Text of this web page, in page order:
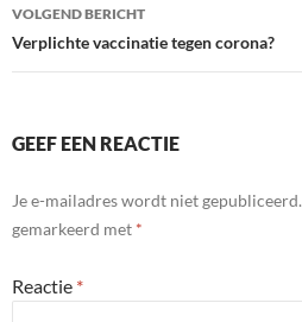
VOLGEND BERICHT
Verplichte vaccinatie tegen corona?
GEEF EEN REACTIE
Je e-mailadres wordt niet gepubliceerd.
gemarkeerd met *
Reactie *